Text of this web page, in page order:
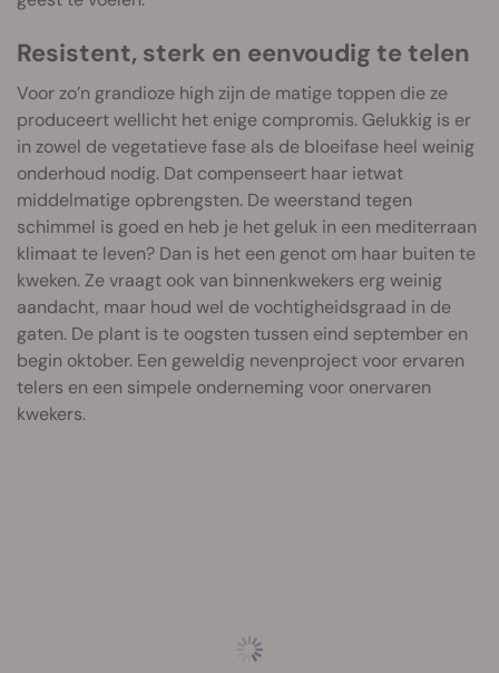
Resistent, sterk en eenvoudig te telen
Voor zo’n grandioze high zijn de matige toppen die ze
produceert wellicht het enige compromis. Gelukkig is er
in zowel de vegetatieve fase als de bloeifase heel weinig
onderhoud nodig. Dat compenseert haar ietwat
middelmatige opbrengsten. De weerstand tegen
schimmel is goed en heb je het geluk in een mediterraan
klimaat te leven? Dan is het een genot om haar buiten te
kweken. Ze vraagt ook van binnenkwekers erg weinig
aandacht, maar houd wel de vochtigheidsgraad in de
gaten. De plant is te oogsten tussen eind september en
begin oktober. Een geweldig nevenproject voor ervaren
telers en een simpele onderneming voor onervaren
kwekers.